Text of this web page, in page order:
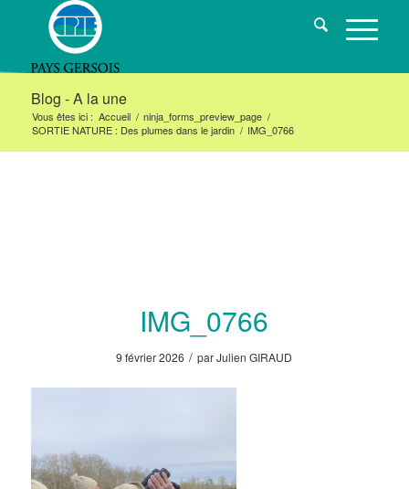
Blog - A la une
Vous êtes ici : Accueil / ninja_forms_preview_page /
SORTIE NATURE : Des plumes dans le jardin / IMG_0766
IMG_0766
9 février 2026 / parJulien GIRAUD